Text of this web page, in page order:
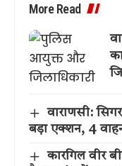
More Read
वाराणसी:
बड़ा एक्शन, 4
कारगिल वीर